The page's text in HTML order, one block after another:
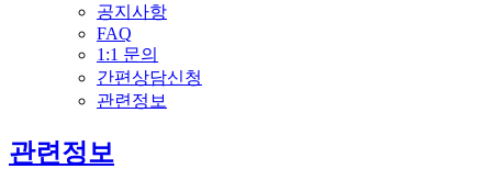
공지사항
FAQ
1:1 문의
간편상담신청
관련정보
관련정보